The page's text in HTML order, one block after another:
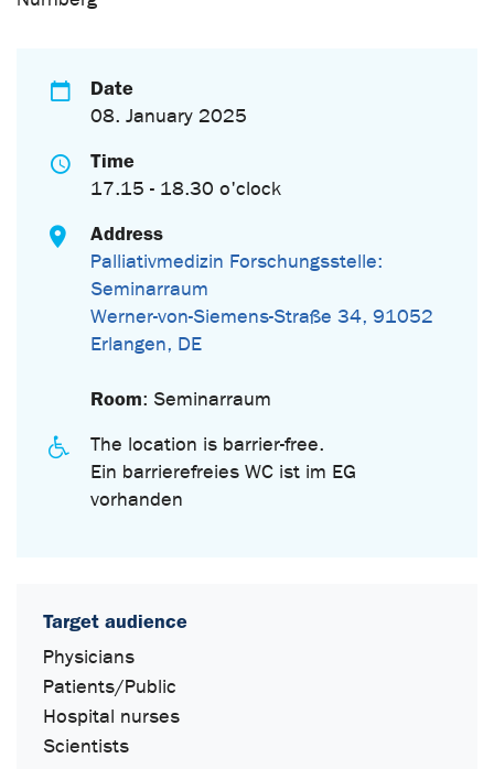
Date
08. January 2025
Time
17.15 - 18.30 o'clock
Address
Palliativmedizin Forschungsstelle:
Seminarraum
Werner-von-Siemens-Straße 34, 91052
Erlangen, DE
Room: Seminarraum
The location is barrier-free.
Ein barrierefreies WC ist im EG
vorhanden
Target audience
Physicians
Patients/Public
Hospital nurses
Scientists